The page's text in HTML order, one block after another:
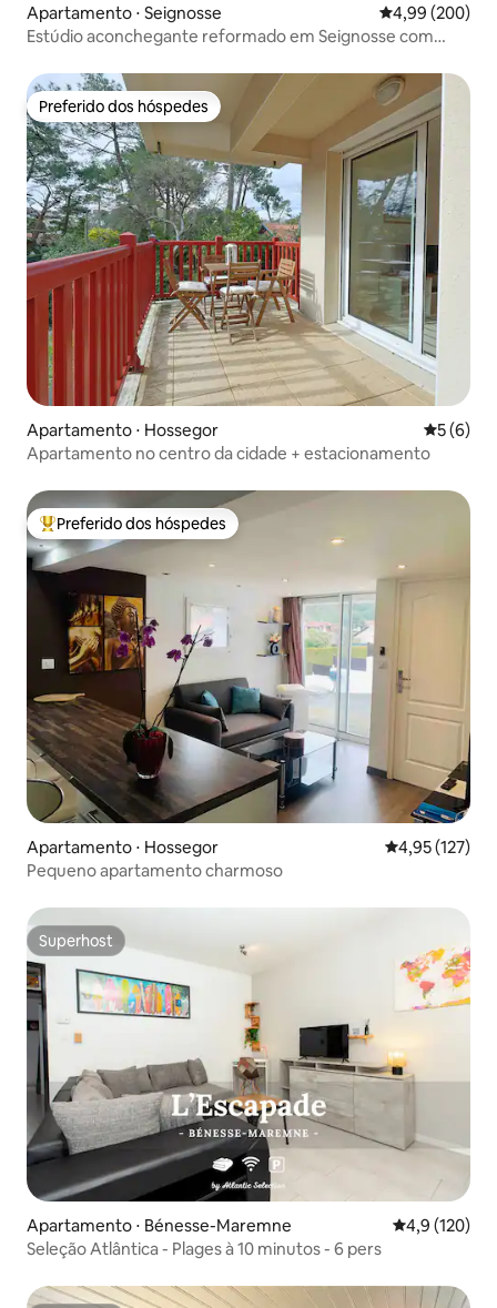
Apartamento ⋅ Seignosse 4,99 de uma
4,99 (200)
Estúdio aconchegante reformado em Seignosse com
Preferido dos hóspedes
Preferido dos hóspedes
Apartamento ⋅ Hossegor 5 de
5 (6)
Apartamento no centro da cidade + estacionamento
Entre os melhores preferidos dos hóspedes
Preferido dos hóspedes
Apartamento ⋅ Hossegor 4,95 de uma
4,95 (127)
Pequeno apartamento charmoso
Superhost
Superhost
Apartamento ⋅ Bénesse-Maremne 4,9 de uma
4,9 (120)
Seleção Atlântica - Plages à 10 minutos - 6 pers